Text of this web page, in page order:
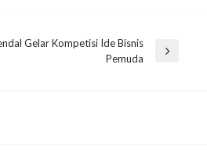
Gelar Kompetisi Ide Bisnis
Pemuda